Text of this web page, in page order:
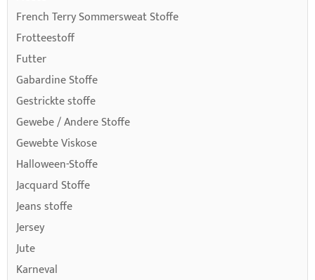
French Terry Sommersweat Stoffe
Frotteestoff
Futter
Gabardine Stoffe
Gestrickte stoffe
Gewebe / Andere Stoffe
Gewebte Viskose
Halloween-Stoffe
Jacquard Stoffe
Jeans stoffe
Jersey
Jute
Karneval